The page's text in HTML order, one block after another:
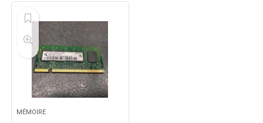
MÉMOIRE